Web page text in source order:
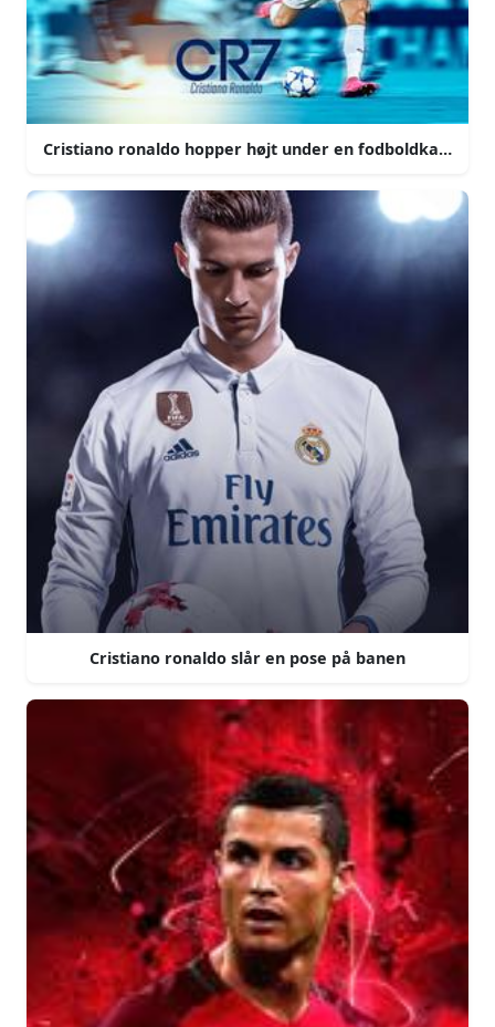
Cristiano ronaldo hopper højt under en fodboldkamp
Cristiano ronaldo slår en pose på banen